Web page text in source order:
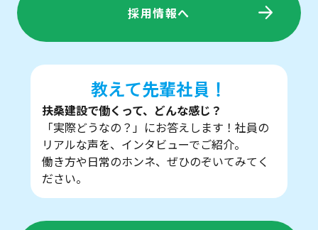
採用情報へ
教えて先輩社員！
扶桑建設で働くって、どんな感じ？
「実際どうなの？」にお答えします！社員の
リアルな声を、インタビューでご紹介。
働き方や日常のホンネ、ぜひのぞいてみてく
ださい。